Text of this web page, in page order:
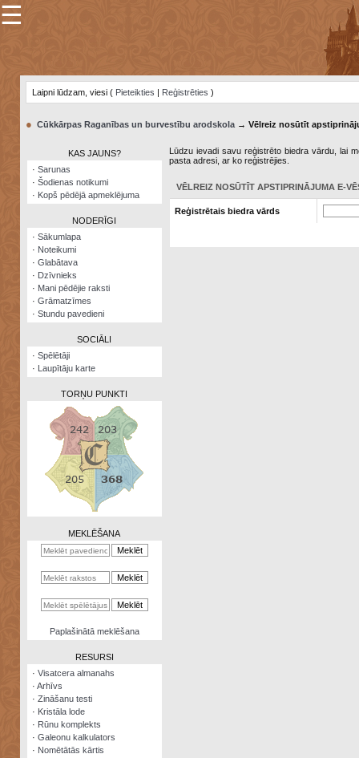
×
Šodienas
notikumi
Visatcera
almanahs
Arhīvs
Zināšanu
kalkulators
Nomētātās
☰
Laipni lūdzam, viesi ( Pieteikties | Reģistrēties )
● Cūkkārpas Raganības un burvestību arodskola→ Vēlreiz nosūtīt
KAS JAUNS?
· Sarunas
· Šodienas notikumi
· Kopš pēdējā apmeklējuma
NODERĪGI
· Sākumlapa
· Noteikumi
· Glabātava
· Dzīvnieks
· Mani pēdējie raksti
· Grāmatzīmes
· Stundu pavedieni
SOCIĀLI
· Spēlētāji
· Laupītāju karte
TORŅU PUNKTI
MEKLĒŠANA
Paplašinātā meklēšana
RESURSI
· Visatcera almanahs
· Arhīvs
· Zināšanu testi
· Kristāla lode
· Rūnu komplekts
· Galeonu kalkulators
· Nomētātās kārtis
Lūdzu ievadi savu reģistrēto biedra vārdu, lai
pasta adresi, ar ko reģistrējies.
VĒLREIZ NOSŪTĪT APSTIPRINĀJUMA E-
Reģistrētais biedra vārds